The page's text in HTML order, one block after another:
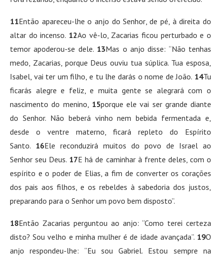
11Então apareceu-lhe o anjo do Senhor, de pé, à direita do
altar do incenso. 12Ao vê-lo, Zacarias ficou perturbado e o
temor apoderou-se dele. 13Mas o anjo disse: “Não tenhas
medo, Zacarias, porque Deus ouviu tua súplica. Tua esposa,
Isabel, vai ter um filho, e tu lhe darás o nome de João. 14Tu
ficarás alegre e feliz, e muita gente se alegrará com o
nascimento do menino, 15porque ele vai ser grande diante
do Senhor. Não beberá vinho nem bebida fermentada e,
desde o ventre materno, ficará repleto do Espírito
Santo. 16Ele reconduzirá muitos do povo de Israel ao
Senhor seu Deus. 17E há de caminhar à frente deles, com o
espírito e o poder de Elias, a fim de converter os corações
dos pais aos filhos, e os rebeldes à sabedoria dos justos,
preparando para o Senhor um povo bem disposto”.
18Então Zacarias perguntou ao anjo: “Como terei certeza
disto? Sou velho e minha mulher é de idade avançada”. 19O
anjo respondeu-lhe: “Eu sou Gabriel. Estou sempre na